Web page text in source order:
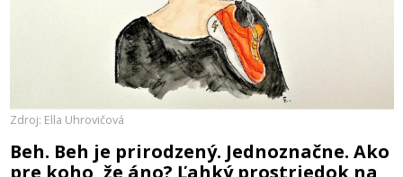
Zdroj: Ella Uhrovičová
Beh. Beh je prirodzený. Jednoznačne. Ako